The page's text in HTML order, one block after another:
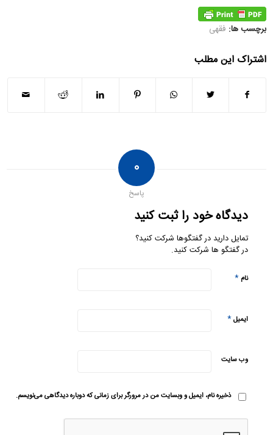
برچسب ها: فقهی
اشتراک این مطلب
۰
پاسخ
دیدگاه خود را ثبت کنید
تمایل دارید در گفتگوها شرکت کنید؟
در گفتگو ها شرکت کنید.
نام*
ایمیل*
وب‌ سایت
ذخیره نام، ایمیل و وبسایت من در مرورگر برای زمانی که دوباره دیدگاهی می‌نویسم.